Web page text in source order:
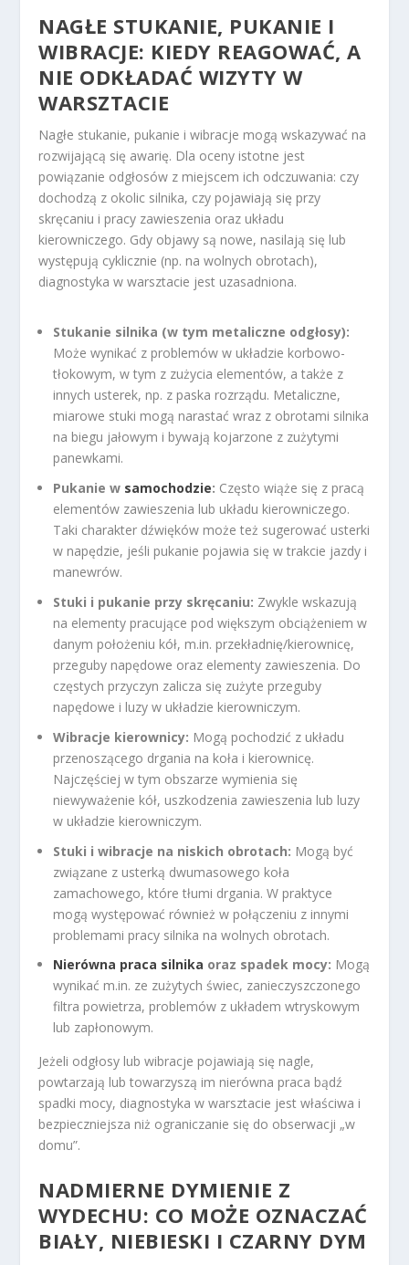
NAGŁE STUKANIE, PUKANIE I
WIBRACJE: KIEDY REAGOWAĆ, A
NIE ODKŁADAĆ WIZYTY W
WARSZTACIE
Nagłe stukanie, pukanie i wibracje mogą wskazywać na
rozwijającą się awarię. Dla oceny istotne jest
powiązanie odgłosów z miejscem ich odczuwania: czy
dochodzą z okolic silnika, czy pojawiają się przy
skręcaniu i pracy zawieszenia oraz układu
kierowniczego. Gdy objawy są nowe, nasilają się lub
występują cyklicznie (np. na wolnych obrotach),
diagnostyka w warsztacie jest uzasadniona.
Stukanie silnika (w tym metaliczne odgłosy):
Może wynikać z problemów w układzie korbowo-
tłokowym, w tym z zużycia elementów, a także z
innych usterek, np. z paska rozrządu. Metaliczne,
miarowe stuki mogą narastać wraz z obrotami silnika
na biegu jałowym i bywają kojarzone z zużytymi
panewkami.
Pukanie w samochodzie: Często wiąże się z pracą
elementów zawieszenia lub układu kierowniczego.
Taki charakter dźwięków może też sugerować usterki
w napędzie, jeśli pukanie pojawia się w trakcie jazdy i
manewrów.
Stuki i pukanie przy skręcaniu: Zwykle wskazują
na elementy pracujące pod większym obciążeniem w
danym położeniu kół, m.in. przekładnię/kierownicę,
przeguby napędowe oraz elementy zawieszenia. Do
częstych przyczyn zalicza się zużyte przeguby
napędowe i luzy w układzie kierowniczym.
Wibracje kierownicy: Mogą pochodzić z układu
przenoszącego drgania na koła i kierownicę.
Najczęściej w tym obszarze wymienia się
niewyważenie kół, uszkodzenia zawieszenia lub luzy
w układzie kierowniczym.
Stuki i wibracje na niskich obrotach: Mogą być
związane z usterką dwumasowego koła
zamachowego, które tłumi drgania. W praktyce
mogą występować również w połączeniu z innymi
problemami pracy silnika na wolnych obrotach.
Nierówna praca silnika oraz spadek mocy: Mogą
wynikać m.in. ze zużytych świec, zanieczyszczonego
filtra powietrza, problemów z układem wtryskowym
lub zapłonowym.
Jeżeli odgłosy lub wibracje pojawiają się nagle,
powtarzają lub towarzyszą im nierówna praca bądź
spadki mocy, diagnostyka w warsztacie jest właściwa i
bezpieczniejsza niż ograniczanie się do obserwacji „w
domu”.
NADMIERNE DYMIENIE Z
WYDECHU: CO MOŻE OZNACZAĆ
BIAŁY, NIEBIESKI I CZARNY DYM